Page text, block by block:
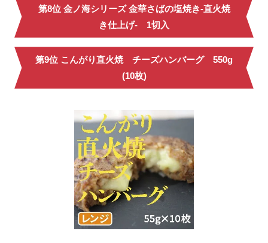
第8位 金ノ海シリーズ 金華さばの塩焼き-直火焼
き仕上げ- 1切入
第9位 こんがり直火焼 チーズハンバーグ 550g
(10枚)